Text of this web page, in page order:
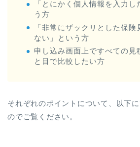
「とにかく個人情報を入力し
う方
「非常にザックリとした保険
ない」という方
申し込み画面上ですべての見
と目で比較したい方
それぞれのポイントについて、以下
のでご覧ください。